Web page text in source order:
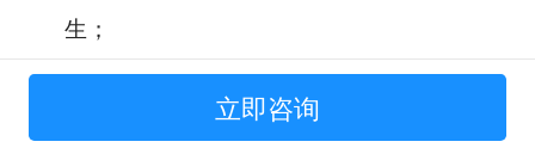
生；
3.光大证券股份有限公司 IPO项目实
立即咨询